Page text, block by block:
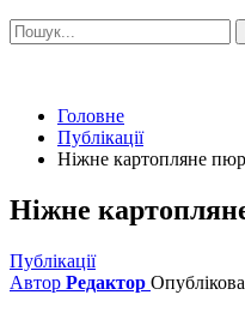
Головне
Публікації
Ніжне картопляне
Ніжне
Публікації
Автор Редактор